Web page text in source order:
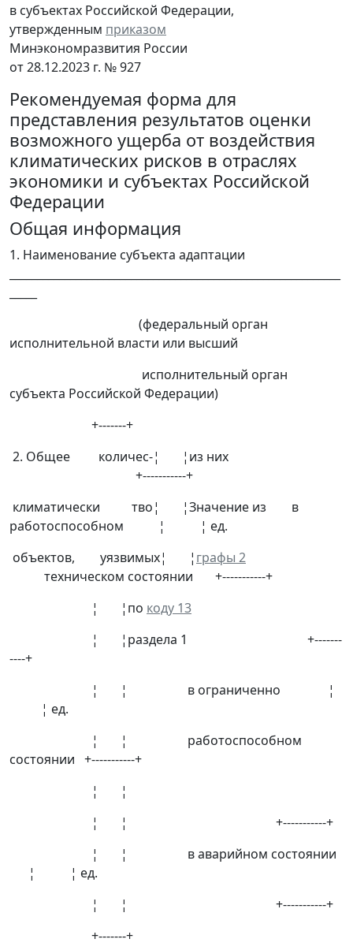
в субъектах Российской Федерации,
утвержденным приказом
Минэкономразвития России
от 28.12.2023 г. № 927
Рекомендуемая форма для
представления результатов оценки
возможного ущерба от воздействия
климатических рисков в отраслях
экономики и субъектах Российской
Федерации
Общая информация
1. Наименование субъекта адаптации
(федеральный орган
исполнительной власти или высший
исполнительный орган
субъекта Российской Федерации)
+-------+
2. Общее количес-¦ ¦из них
+-----------+
климатически тво¦ ¦Значение из в
работоспособном ¦ ¦ ед.
объектов, уязвимых¦ ¦ графы 2
техническом состоянии +-----------+
¦ ¦по коду 13
¦ ¦раздела 1 +-------
----+
¦ ¦ в ограниченно ¦
¦ ед.
¦ ¦ работоспособном
состоянии +-----------+
¦ ¦
¦ ¦ +-----------+
¦ ¦ в аварийном состоянии
¦ ¦ ед.
¦ ¦ +-----------+
+-------+